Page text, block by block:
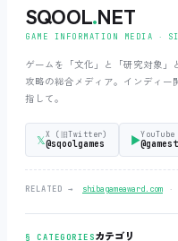
SQOOL.NET
GAME INFORMATION MEDIA ‧
ゲームを「文化」と「研究対象」
攻略の総合メディア。インディー
指して。
𝕏X (旧Twitter)
@sqoolgames ▶YouTube
RELATED → shibagameaward.com ‧
§ CATEGORIESカテゴリ